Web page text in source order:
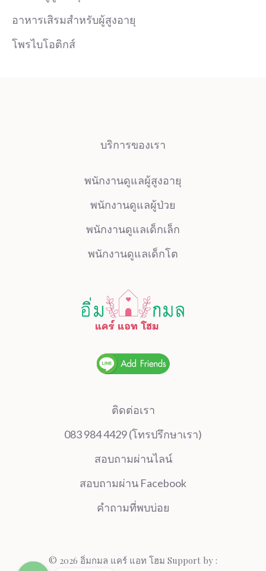
อาหารเสิรมสำหรับผู้สูงอายุ
โพรไบโอติกส์
บริการของเรา
พนักงานดูแลผู้สูงอายุ
พนักงานดูแลผู้ป่วย
พนักงานดูแลเด็กเล็ก
พนักงานดูแลเด็กโต
ติดต่อเรา
083 984 4429 (โทรปรึกษาเรา)
สอบถามผ่านไลน์
สอบถามผ่าน Facebook
คำถามที่พบบ่อย
© 2026 อิ่มกมล แคร์ แอท โฮม Support by :